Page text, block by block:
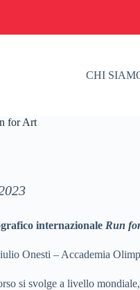
CHI
for Art
internazionale Run
Onesti – Accademia
si svolge a livello